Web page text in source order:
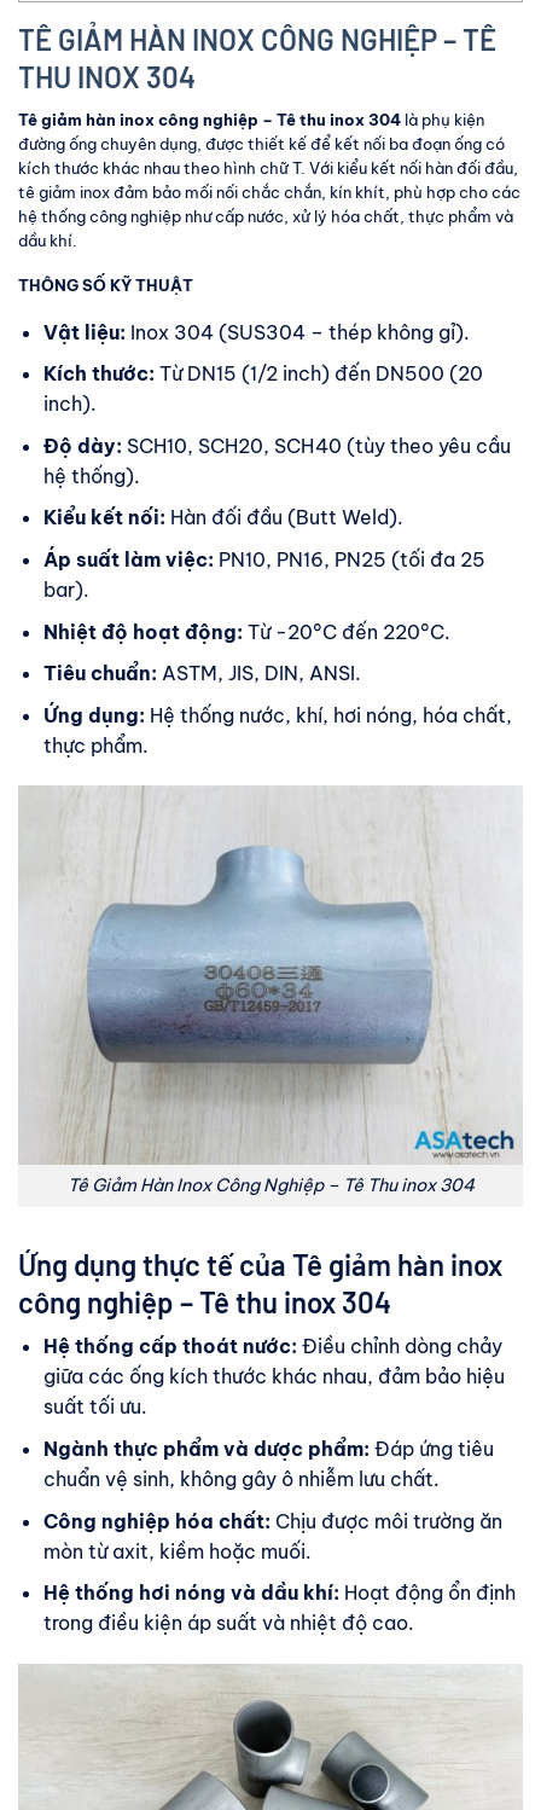
TÊ GIẢM HÀN INOX CÔNG NGHIỆP – TÊ
THU INOX 304
Tê giảm hàn inox công nghiệp – Tê thu inox 304 là phụ kiện
đường ống chuyên dụng, được thiết kế để kết nối ba đoạn ống có
kích thước khác nhau theo hình chữ T. Với kiểu kết nối hàn đối đầu,
tê giảm inox đảm bảo mối nối chắc chắn, kín khít, phù hợp cho các
hệ thống công nghiệp như cấp nước, xử lý hóa chất, thực phẩm và
dầu khí.
THÔNG SỐ KỸ THUẬT
Vật liệu: Inox 304 (SUS304 – thép không gỉ).
Kích thước: Từ DN15 (1/2 inch) đến DN500 (20
inch).
Độ dày: SCH10, SCH20, SCH40 (tùy theo yêu cầu
hệ thống).
Kiểu kết nối: Hàn đối đầu (Butt Weld).
Áp suất làm việc: PN10, PN16, PN25 (tối đa 25
bar).
Nhiệt độ hoạt động: Từ -20°C đến 220°C.
Tiêu chuẩn: ASTM, JIS, DIN, ANSI.
Ứng dụng: Hệ thống nước, khí, hơi nóng, hóa chất,
thực phẩm.
Tê Giảm Hàn Inox Công Nghiệp – Tê Thu inox 304
Ứng dụng thực tế của Tê giảm hàn inox
công nghiệp – Tê thu inox 304
Hệ thống cấp thoát nước: Điều chỉnh dòng chảy
giữa các ống kích thước khác nhau, đảm bảo hiệu
suất tối ưu.
Ngành thực phẩm và dược phẩm: Đáp ứng tiêu
chuẩn vệ sinh, không gây ô nhiễm lưu chất.
Công nghiệp hóa chất: Chịu được môi trường ăn
mòn từ axit, kiềm hoặc muối.
Hệ thống hơi nóng và dầu khí: Hoạt động ổn định
trong điều kiện áp suất và nhiệt độ cao.